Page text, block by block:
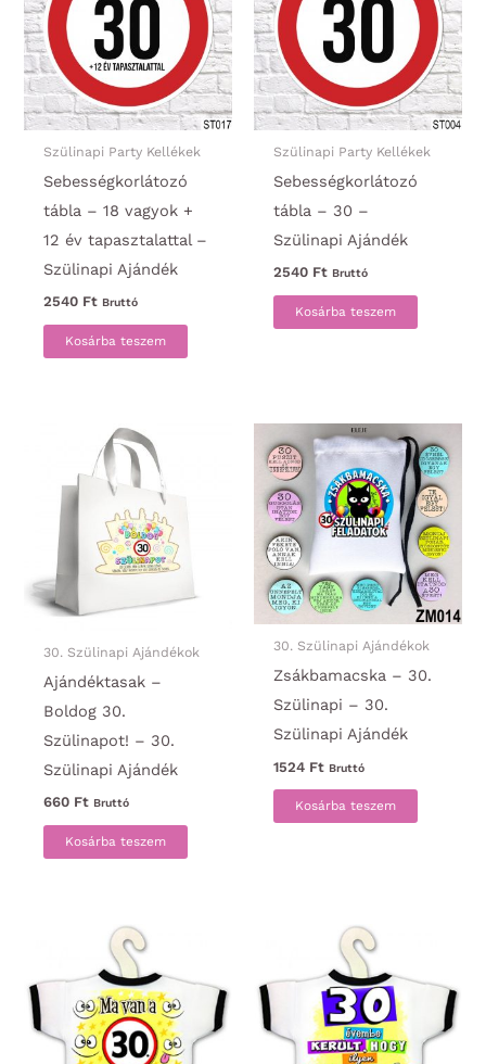
Szülinapi Party Kellékek
Sebességkorlátozó
tábla – 18 vagyok +
12 év tapasztalattal –
Szülinapi Ajándék
2540 Ft Bruttó
Kosárba teszem
Szülinapi Party Kellékek
Sebességkorlátozó
tábla – 30 –
Szülinapi Ajándék
2540 Ft Bruttó
Kosárba teszem
30. Szülinapi Ajándékok
Ajándéktasak –
Boldog 30.
Szülinapot! – 30.
Szülinapi Ajándék
660 Ft Bruttó
Kosárba teszem
30. Szülinapi Ajándékok
Zsákbamacska – 30.
Szülinapi – 30.
Szülinapi Ajándék
1524 Ft Bruttó
Kosárba teszem